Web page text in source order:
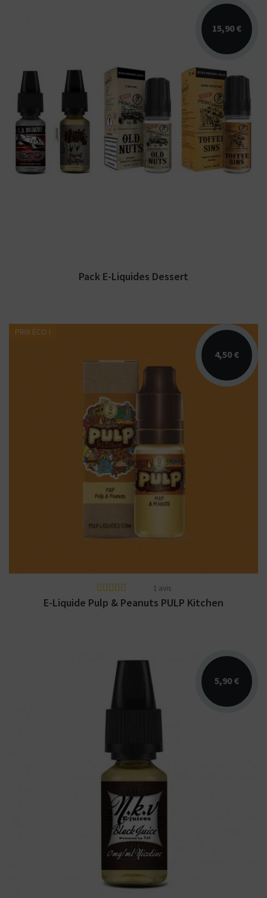
15,90 €
Ce pack inclus 4 e-liquides dessert possédant
une contenance de 10 ml chacun, soit 40 ml...
Pack E-Liquides Dessert
PRIX ÉCO !
4,50 €
Arômes : caramel, cacahuète, chocolat. E-
liquide PULP Liquides. Disponible en 10 ml
1 avis
E-Liquide Pulp & Peanuts PULP Kitchen
5,90 €
Arômes : blond, brun, chocolat noir, vanille,
noisette. NKV e-Juices. E-liquide disponible